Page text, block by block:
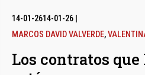
14-01-2614-01-26
MARCOS DAVID VALVERDE,
Los contratos